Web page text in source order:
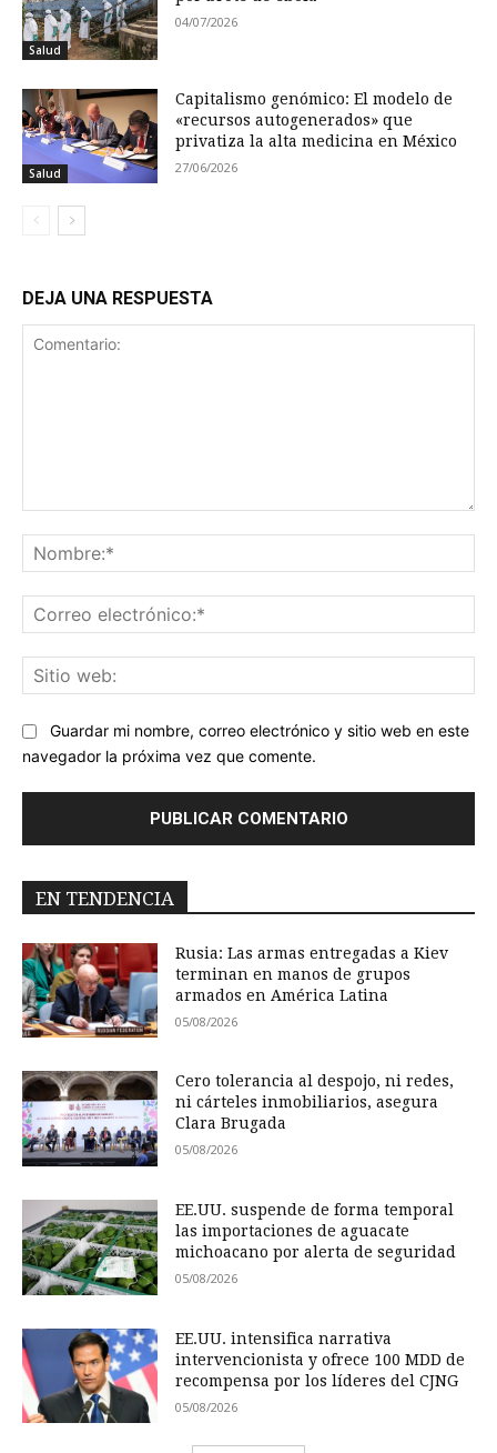
Salud
04/07/2026
Salud
Capitalismo genómico: El modelo de
«recursos autogenerados» que
privatiza la alta medicina en México
27/06/2026
DEJA UNA RESPUESTA
Guardar mi nombre, correo electrónico y sitio web en este
navegador la próxima vez que comente.
EN TENDENCIA
Rusia: Las armas entregadas a Kiev
terminan en manos de grupos
armados en América Latina
05/08/2026
Cero tolerancia al despojo, ni redes,
ni cárteles inmobiliarios, asegura
Clara Brugada
05/08/2026
EE.UU. suspende de forma temporal
las importaciones de aguacate
michoacano por alerta de seguridad
05/08/2026
EE.UU. intensifica narrativa
intervencionista y ofrece 100 MDD de
recompensa por los líderes del CJNG
05/08/2026